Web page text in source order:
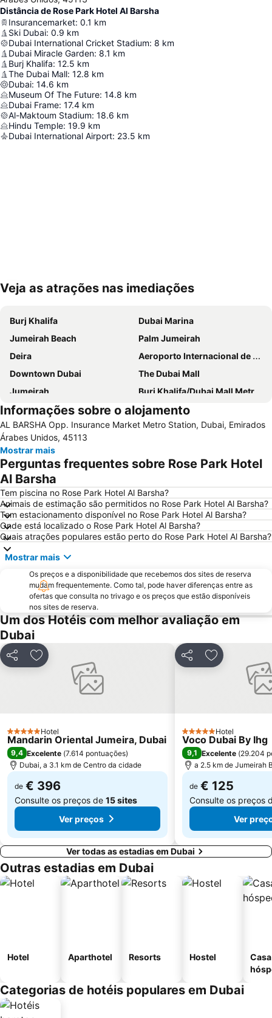
Distância de Rose Park Hotel Al Barsha
Insurancemarket: 0.1 km
Ski Dubai: 0.9 km
Dubai International Cricket Stadium: 8 km
Dubai Miracle Garden: 8.1 km
Burj Khalifa: 12.5 km
The Dubai Mall: 12.8 km
Dubai: 14.6 km
Museum Of The Future: 14.8 km
Dubai Frame: 17.4 km
Al-Maktoum Stadium: 18.6 km
Hindu Temple: 19.9 km
Dubai International Airport: 23.5 km
Ampliar mapa
Veja as atrações nas imediações
Burj Khalifa
Dubai Marina
Jumeirah Beach
Palm Jumeirah
Deira
Aeroporto Internacional de Dubai
Downtown Dubai
The Dubai Mall
Jumeirah
Burj Khalifa/Dubai Mall Metro Station
Al Barsha Dubai
Dubai World Trade Centre
Business Bay
Dubai Festival City
Deira City Centre Metro Station
Jumeirah Beach Residence
Deira City Center Mall
Bur Dubai
Dubai Metro
Al Rigga
GULFOOD EXHIBITION
Dubai Creek
Airport Terminal 3 Metro Station
Al Qusais
Sharjah City Center
DMCC Metro Station
DUBAI INTERNATIONAL BOAT SHOW
Jumeirah Emirates Towers
Dubai Media City
Dubai Aquarium & Underwater Zoo
World Trade Centre Metro Station
Dubai Museum
Souk Madinat Jumeirah
Wild Wadi Waterpark
Aquaventure Waterpark
Airport Terminal 1 Metro Station
Emirates Golf Club
Al Barsha South
Ibn Battuta Metro Station
Informações sobre o alojamento
AL BARSHA Opp. Insurance Market Metro Station, Dubai, Emirados
Árabes Unidos, 45113
Mostrar mais
Perguntas frequentes sobre Rose Park Hotel
Al Barsha
Tem piscina no Rose Park Hotel Al Barsha?
Animais de estimação são permitidos no Rose Park Hotel Al Barsha?
Tem estacionamento disponível no Rose Park Hotel Al Barsha?
Onde está localizado o Rose Park Hotel Al Barsha?
Quais atrações populares estão perto do Rose Park Hotel Al Barsha?
Mostrar mais
Os preços e a disponibilidade que recebemos dos sites de reserva
mudam frequentemente. Como tal, pode haver diferenças entre as
ofertas que consulta no trivago e os preços que estão disponíveis
nos sites de reserva.
Um dos Hotéis com melhor avaliação em
Dubai
PartilharAdicionar aos favoritos
5 EstrelasHotel
Mandarin Oriental Jumeira, Dubai
9,4 Excelente (7.614 pontuações)
Dubai, a 3.1 km de Centro da cidade
de € 396
Consulte os preços de 15 sites
Ver preços
PartilharAdicionar
5 EstrelasHotel
Voco Dubai By Ihg
9,1 Excelente (29.204
a 2.5 km de Jumeirah
de € 125
Consulte os preços
Ver
Ver todas as estadias em Dubai
Outras estadias em Dubai
Hotel Aparthotel Resorts Hostel
Categorias de hotéis populares em Dubai